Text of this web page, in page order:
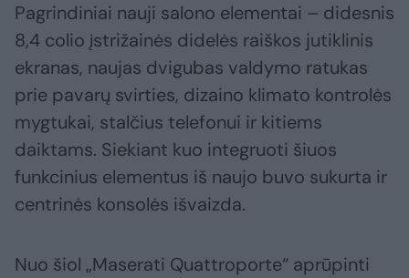
Pagrindiniai nauji salono elementai – didesnis
8,4 colio įstrižainės didelės raiškos jutiklinis
ekranas, naujas dvigubas valdymo ratukas
prie pavarų svirties, dizaino klimato kontrolės
mygtukai, stalčius telefonui ir kitiems
daiktams. Siekiant kuo integruoti šiuos
funkcinius elementus iš naujo buvo sukurta ir
centrinės konsolės išvaizda.
Nuo šiol „Maserati Quattroporte“ aprūpinti